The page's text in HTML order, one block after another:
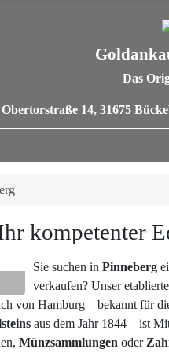
Das
Obertorstraße 14, 31675
kompetenter
Sie suchen in Pinneberg
verkaufen? Unser
von Hamburg – bekannt für
aus dem Jahr 1844 – ist
Münzsammlungen oder